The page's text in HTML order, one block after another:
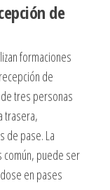
de
formaciones
de
tres personas
trasera,
de pase. La
puede ser
en pases